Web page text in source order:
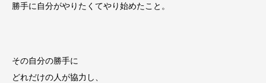
勝手に自分がやりたくてやり始めたこと。
その自分の勝手に
どれだけの人が協力し、